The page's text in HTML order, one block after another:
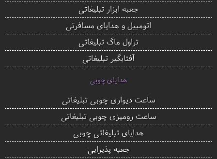
جعبه ابزار تبلیغاتی
اتومبیل و هدایای مسافرتی
تراول ماگ تبلیغاتی
آفتابگیر تبلیغاتی
هدایای چوبی
ساعت دیواری چوبی تبلیغاتی
ساعت رومیزی چوبی تبلیغاتی
هدایای تبلیغاتی چوبی
جعبه پذیرایی